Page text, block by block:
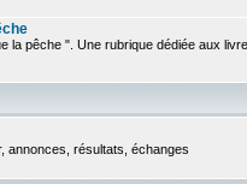
la pêche ". Une rubrique dédiée aux
annonces, résultats, échanges